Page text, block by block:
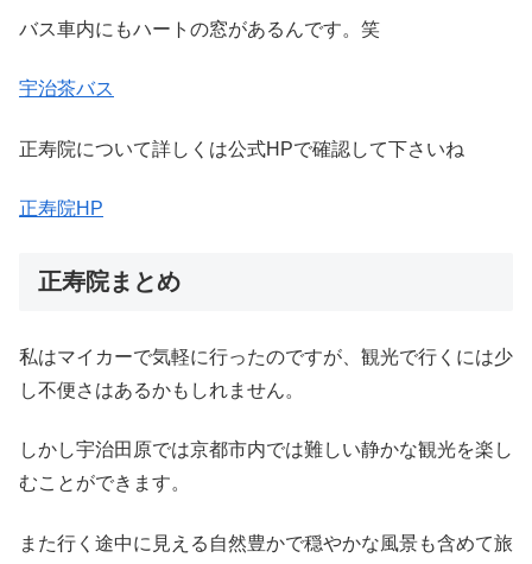
バス車内にもハートの窓があるんです。笑
宇治茶バス
正寿院について詳しくは公式HPで確認して下さいね
正寿院HP
正寿院まとめ
私はマイカーで気軽に行ったのですが、観光で行くには少
し不便さはあるかもしれません。
しかし宇治田原では京都市内では難しい静かな観光を楽し
むことができます。
また行く途中に見える自然豊かで穏やかな風景も含めて旅